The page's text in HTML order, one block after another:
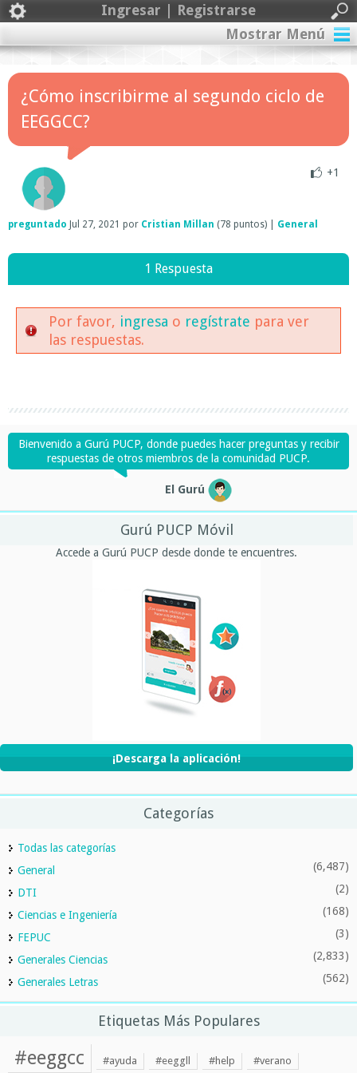
Ingresar | Registrarse
Mostrar Menú
¿Cómo inscribirme al segundo ciclo de
EEGGCC?
+1
preguntado Jul 27, 2021 por Cristian Millan (78 puntos) General
1 Respuesta
Por favor, ingresa o regístrate para ver
las respuestas.
Bienvenido a Gurú PUCP, donde puedes hacer preguntas y recibir
respuestas de otros miembros de la comunidad PUCP.
El Gurú
Gurú PUCP Móvil
Accede a Gurú PUCP desde donde te encuentres.
¡Descarga la aplicación!
Categorías
Todas las categorías
General
(6,487)
DTI (2)
Ciencias e Ingeniería (168)
FEPUC (3)
Generales Ciencias (2,833)
Generales Letras (562)
Etiquetas Más Populares
#eeggcc #ayuda #eeggll #help #verano